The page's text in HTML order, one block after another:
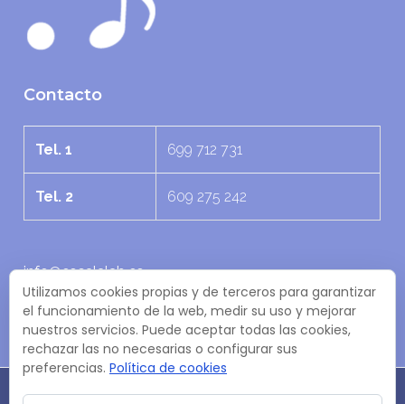
Contacto
Tel. 1 699 712 731
Tel. 2 609 275 242
info@escalalab.es
C. Armando Ojanguren, 1 - Oficina D 33002 Oviedo,
Asturias
Utilizamos cookies propias y de terceros para garantizar
el funcionamiento de la web, medir su uso y mejorar
nuestros servicios. Puede aceptar todas las cookies,
rechazar las no necesarias o configurar sus
preferencias. Política de cookies